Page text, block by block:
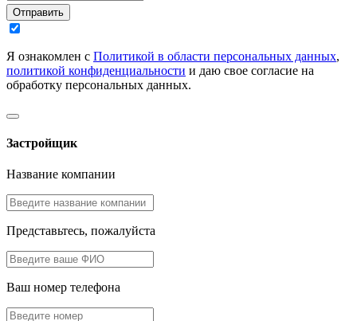
Отправить
Я ознакомлен с Политикой в области персональных данных,
политикой конфиденциальности и даю свое согласие на
обработку персональных данных.
Застройщик
Название компании
Представьтесь, пожалуйста
Ваш номер телефона